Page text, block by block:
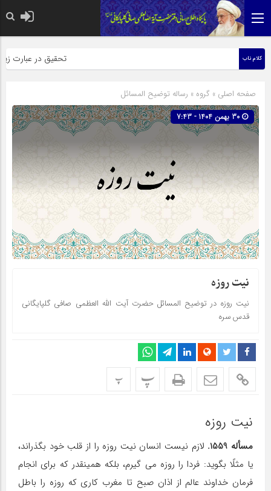
کلام ناب تحقیق در عبارت زیارت
صفحه اصلی » گروه » رساله توضیح المسائل
نيت روزه
نيت روزه در توضیح المسائل حضرت آیت الله العظمی صافی گلپایگانی
قدس سره
پ پ
نیت روزه
مسأله 1559.
لازم نیست انسان نیت روزه را از قلب خود بگذراند،
یا مثلًا بگوید: فردا را روزه مى‏ گیرم، بلکه همین‏قدر که براى انجام
فرمان خداوند عالم از اذان صبح تا مغرب کارى که روزه را باطل